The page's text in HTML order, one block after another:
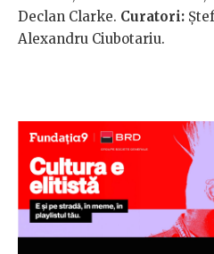
Declan Clarke. Curatori:
Alexandru Ciubotariu.